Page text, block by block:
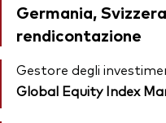
Germania,
rendicontazione
Gestore degli
Global Equity Index